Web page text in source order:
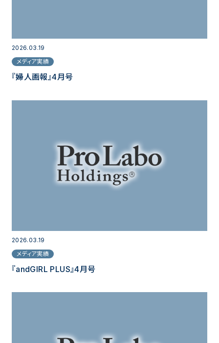
2026.03.19
メディア実績
『婦人画報』4月号
2026.03.19
メディア実績
『andGIRL PLUS』4月号